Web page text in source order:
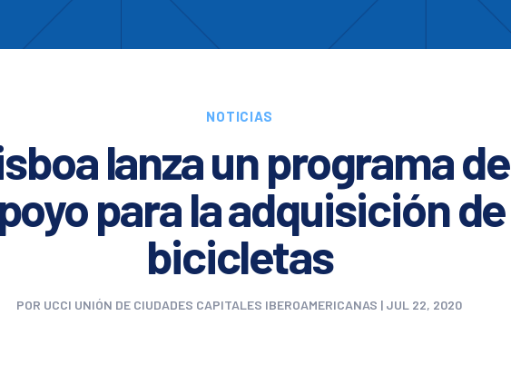
NOTICIAS
lanza un programa de
para la adquisición de
bicicletas
POR UCCI UNIÓN DE CIUDADES CAPITALES IBEROAMERICANAS | JUL 22, 2020